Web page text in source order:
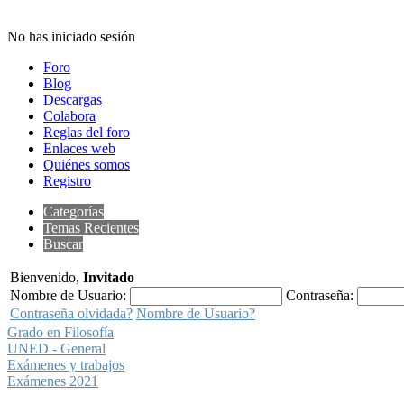
No has iniciado sesión
Foro
Blog
Descargas
Colabora
Reglas del foro
Enlaces web
Quiénes somos
Registro
Categorías
Temas Recientes
Buscar
Bienvenido, Invitado
Nombre de Usuario:
Contraseña:
Contraseña olvidada? Nombre de Usuario?
Grado en Filosofía
UNED - General
Exámenes y trabajos
Exámenes 2021